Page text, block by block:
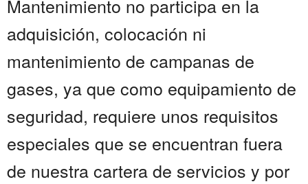
Mantenimiento no participa en la
adquisición, colocación ni
mantenimiento de campanas de
gases, ya que como equipamiento de
seguridad, requiere unos requisitos
especiales que se encuentran fuera
de nuestra cartera de servicios y por